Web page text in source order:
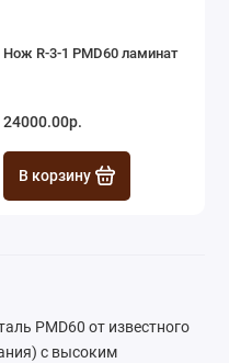
Нож R-3-1 PMD60 ламинат
24000.00р.
В корзину
PMD60 от известного
с высоким